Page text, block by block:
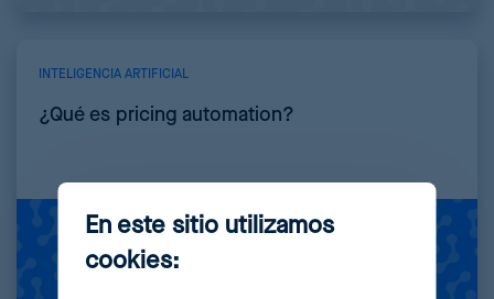
INTELIGENCIA ARTIFICIAL
¿Qué es pricing automation?
En este sitio utilizamos
cookies: